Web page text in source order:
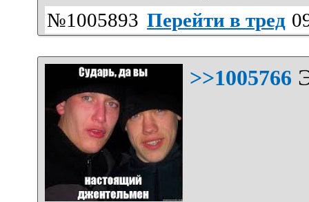
№1005893 Перейти в тред
>>1005766